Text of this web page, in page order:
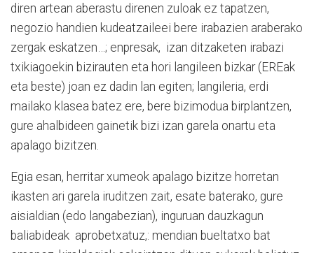
diren artean aberastu direnen zuloak ez tapatzen,
negozio handien kudeatzaileei bere irabazien araberako
zergak eskatzen…; enpresak, izan ditzaketen irabazi
txikiagoekin bizirauten eta hori langileen bizkar (EREak
eta beste) joan ez dadin lan egiten; langileria, erdi
mailako klasea batez ere, bere bizimodua birplantzen,
gure ahalbideen gainetik bizi izan garela onartu eta
apalago bizitzen.
Egia esan, herritar xumeok apalago bizitze horretan
ikasten ari garela iruditzen zait, esate baterako, gure
aisialdian (edo langabezian), inguruan dauzkagun
baliabideak aprobetxatuz,: mendian bueltatxo bat